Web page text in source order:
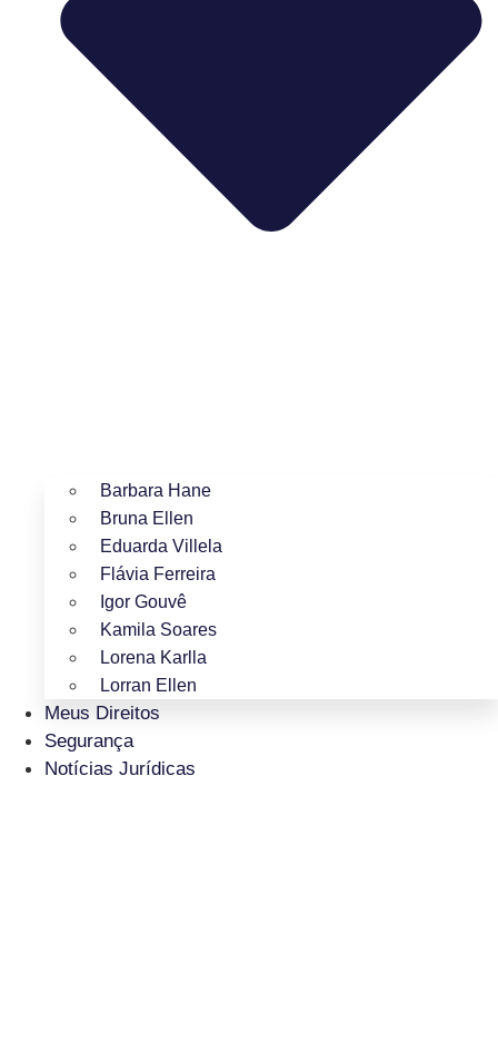
Barbara Hane
Bruna Ellen
Eduarda Villela
Flávia Ferreira
Igor Gouvê
Kamila Soares
Lorena Karlla
Lorran Ellen
Meus Direitos
Segurança
Notícias Jurídicas